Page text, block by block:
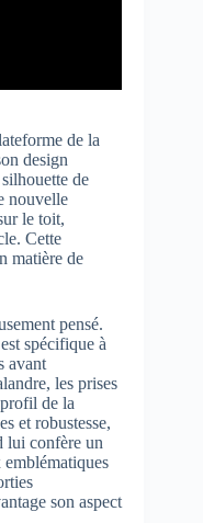
de la
design
de
nouvelle
le toit,
Cette
matière de
pensé.
spécifique à
avant
les prises
de la
et robustesse,
lui confère un
son aspect